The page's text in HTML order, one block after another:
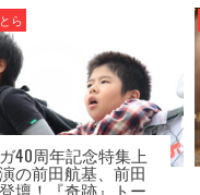
ら
ガ40周年記念特集上
の前田航基、前田
壇！『奇跡』トー